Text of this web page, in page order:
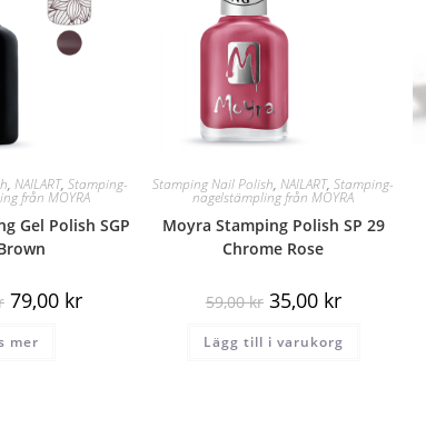
, NAILART, Stamping-
från MOYRA
Gel Polish SGP
79,00 kr
mer
Stamping Nail Polish,NAILART,Stamping-
nagelstämpling från MOYRA
Moyra Stamping Polish SP 29
Chrome Rose
59,00kr 35,00 kr
Lägg till i varukorg